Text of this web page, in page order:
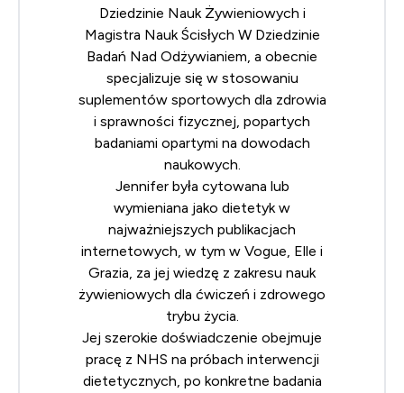
Dziedzinie Nauk Żywieniowych i
Magistra Nauk Ścisłych W Dziedzinie
Badań Nad Odżywianiem, a obecnie
specjalizuje się w stosowaniu
suplementów sportowych dla zdrowia
i sprawności fizycznej, popartych
badaniami opartymi na dowodach
naukowych.
Jennifer była cytowana lub
wymieniana jako dietetyk w
najważniejszych publikacjach
internetowych, w tym w Vogue, Elle i
Grazia, za jej wiedzę z zakresu nauk
żywieniowych dla ćwiczeń i zdrowego
trybu życia.
Jej szerokie doświadczenie obejmuje
pracę z NHS na próbach interwencji
dietetycznych, po konkretne badania